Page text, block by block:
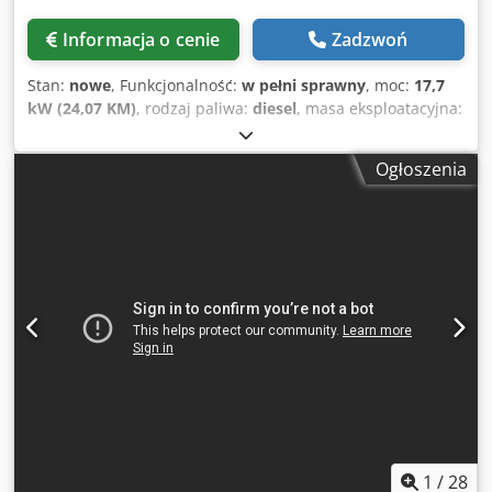
- Edycja Advanced – wysokiej jakości wyposażenie
komfortowe i bezpieczeństwa - Wydajny silnik Perkins –
ergonomiczna, chroniąca przed warunkami
atmosferycznymi - Odchylana kabina oraz optymalny
dostęp serwisowy - Hydrauliczne szybkozłącze – szybka
wymiana osprzętu - 3. komfortowy obwód sterowania –
idealny do obsługi osprzętu - Gniazdo elektryczne z
serwisowych (Zgodnie z warunkami Wacker Neuson SE)
Wyposażenie dodatkowe: - Balast i ciężar żeliwny z tyłu -
Urządzenie do samowyciągania - Widły paletowe 1.200 mm
✓ Przeładunek materiałów i zarządzanie gospodarstwem
Lokalizacja: magazyn D-46514 Schermbeck (NRW) –
Informacja o cenie Zadzwoń
Stan: nowe, Funkcjonalność: w pełni sprawny, moc: 17,7
kW (24,07 KM), rodzaj paliwa: diesel, masa eksploatacyjna:
, Wacker Neuson RTD-SC4
walec do wykopów – NOWY | Sterowanie zdalne SC4 |
Masa robocza 1 456 kg | Silnik Diesla Kohler | Opcjonalny
456 kg Szerokość robocza: 820 mm Prędkość jazdy: 1,3–2,7
km/h Częstotliwość wibracji (poziom I): 42 Hz Silnik: Diesel
Kohler KDW1003 Moc silnika: 17,7 kW (ok. 19,8 KM)
Ogłoszenia
1 /28